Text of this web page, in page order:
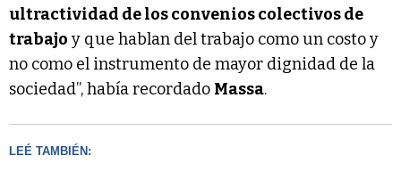
ultractividad de los convenios colectivos de
trabajo y que hablan del trabajo como un costo y
no como el instrumento de mayor dignidad de la
sociedad”, había recordado Massa.
LEÉ TAMBIÉN: